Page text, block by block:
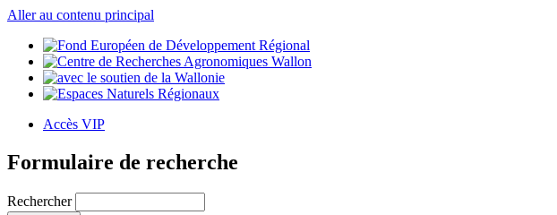
Aller au contenu principal
Accès VIP
Formulaire de recherche
Rechercher